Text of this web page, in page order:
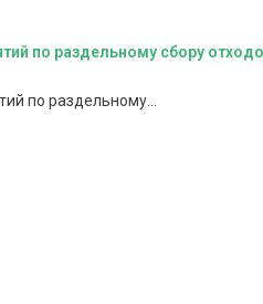
по раздельному сбору
по раздельному...